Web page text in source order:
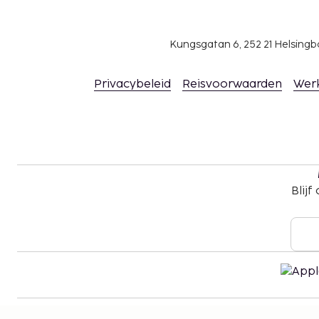
Kungsgatan 6, 252 21
Privacybeleid Reisvoorwaarden
Blijf